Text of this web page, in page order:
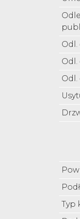
Odl.
Odl.
Odl.
Typ